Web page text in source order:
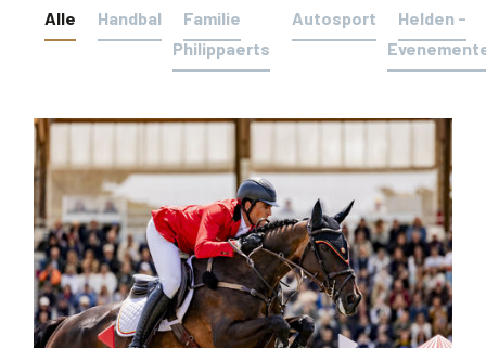
Alle Handbal
Familie
Philippaerts
Autosport
Helden -